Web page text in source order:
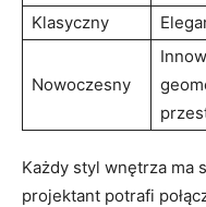
Klasyczny
Nowoczesny
Każdy styl wnętrza ma
projektant potrafi